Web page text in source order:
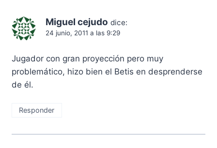
Miguel cejudo dice:
24 junio, 2011 a las 9:29
Jugador con gran proyección pero muy
problemático, hizo bien el Betis en desprenderse
de él.
Responder